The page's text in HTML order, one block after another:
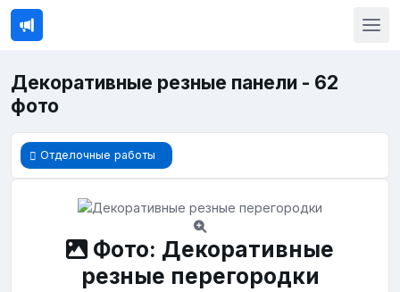
Декоративные резные панели - 62
фото
Отделочные работы
Фото: Декоративные
резные перегородки